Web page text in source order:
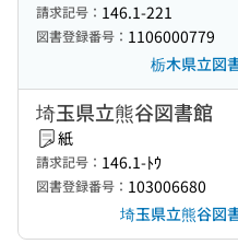
請求記号： 146.1-221
図書登録番号： 1106000779
栃木県立図
埼玉県立熊谷図書館
紙
請求記号： 146.1-ﾄｳ
図書登録番号： 103006680
埼玉県立熊谷図